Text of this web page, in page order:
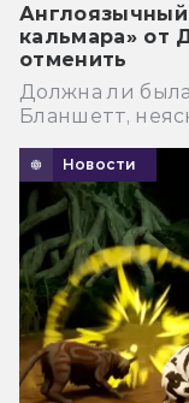
кальмара» от
отменить
Должна ли
Бланшетт,
Новости